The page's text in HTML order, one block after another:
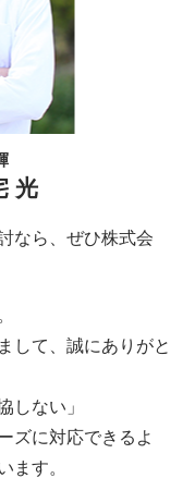
光
なら、ぜひ株式会
して、誠にありがと
しない」
ズに対応できるよ
ます。